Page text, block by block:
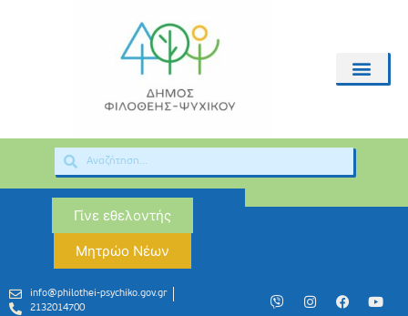
Γίνε εθελοντής
Μητρώο Νέων
info@philothei-psychiko.gov.gr
2132014700